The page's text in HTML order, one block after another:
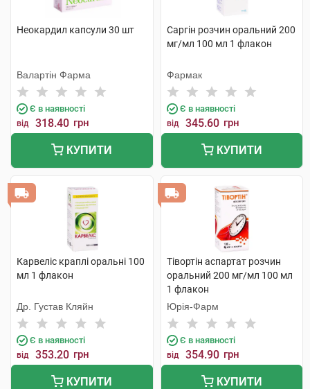
Неокардил капсули 30 шт
Валартін Фарма
Є в наявності
від 318.40 грн
КУПИТИ
Саргін розчин оральний 200
мг/мл 100 мл 1 флакон
Фармак
Є в наявності
від 345.60 грн
КУПИТИ
Карвеліс краплі оральні 100
мл 1 флакон
Др. Густав Кляйн
Є в наявності
від 353.20 грн
КУПИТИ
Тівортін аспартат розчин
оральний 200 мг/мл 100 мл
1 флакон
Юрія-Фарм
Є в наявності
від 354.90 грн
КУПИТИ